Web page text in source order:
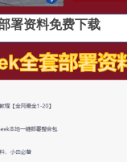
署资料免费下载